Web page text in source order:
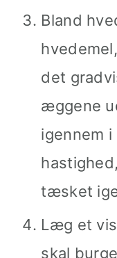
Bland
det
æggene
igennem
tæsket
Læg et
skal